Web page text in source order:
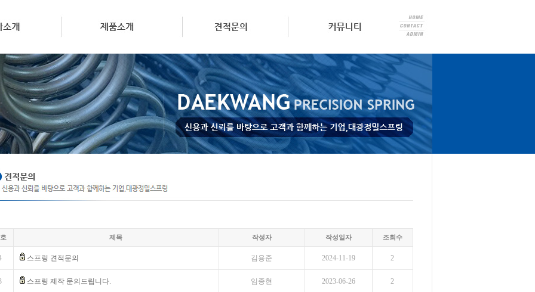
제목 작성자 작성일자 조회수
스프링 견적문의 김용준 2024-11-19 2
스프링 제작 문의드립니다. 임종현 2023-06-26 2